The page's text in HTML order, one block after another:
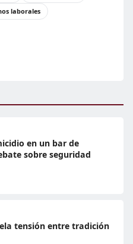
laborales
en un bar de
sobre seguridad
tensión entre tradición